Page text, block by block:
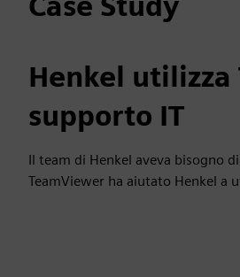
Henkel
supporto IT
Il team di Henkel aveva bisogno
TeamViewer ha aiutato Henkel